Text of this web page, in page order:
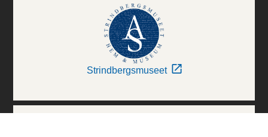
Strindbergsmuseet